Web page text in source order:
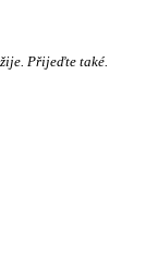
Přijeďte také.